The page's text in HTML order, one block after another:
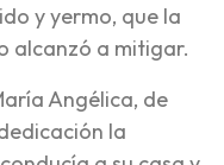
y yermo, que la
alcanzó a mitigar.
Angélica, de
la